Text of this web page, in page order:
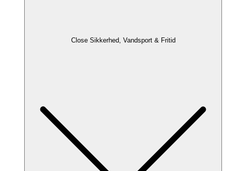
Close Sikkerhed, Vandsport & Fritid